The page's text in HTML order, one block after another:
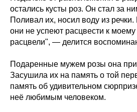
остались кусты роз. Он стал за
Поливал их, носил воду из
они не успеют расцвести к
расцвели", — делится
Подаренные мужем розы она
Засушила их на память о той
память об удивительном
неё любимым человеком.